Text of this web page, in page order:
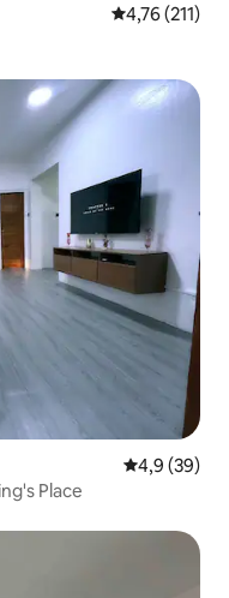
Средна
4,76 (211)
Средна
4,9 (39)
Place